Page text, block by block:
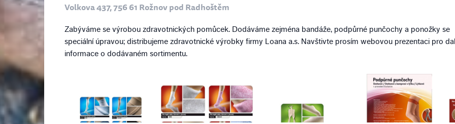
Volkova 437, 756 61 Rožnov pod Radhoštěm
Zabýváme se výrobou zdravotnických pomůcek. Dodáváme zejména bandáže, podpůrné punčochy a ponožky se
speciální úpravou; distribujeme zdravotnické výrobky firmy Loana a.s. Navštivte prosím webovou prezentaci pro
informace o dodávaném sortimentu.